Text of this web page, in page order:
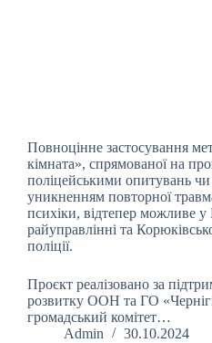
Повноцінне застосування
кімната», спрямованої на
поліцейськими опитувань чи
уникненням повторної
психіки, відтепер можливе
райуправлінні та
поліції.
Проєкт реалізовано за
розвитку ООН та ГО
громадський комітет…
Admin
30.10.2024